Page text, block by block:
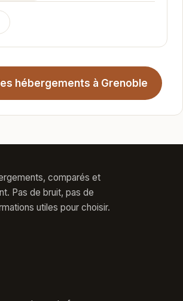
hébergements à Grenoble
comparés et
Pas de bruit, pas de
utiles pour choisir.